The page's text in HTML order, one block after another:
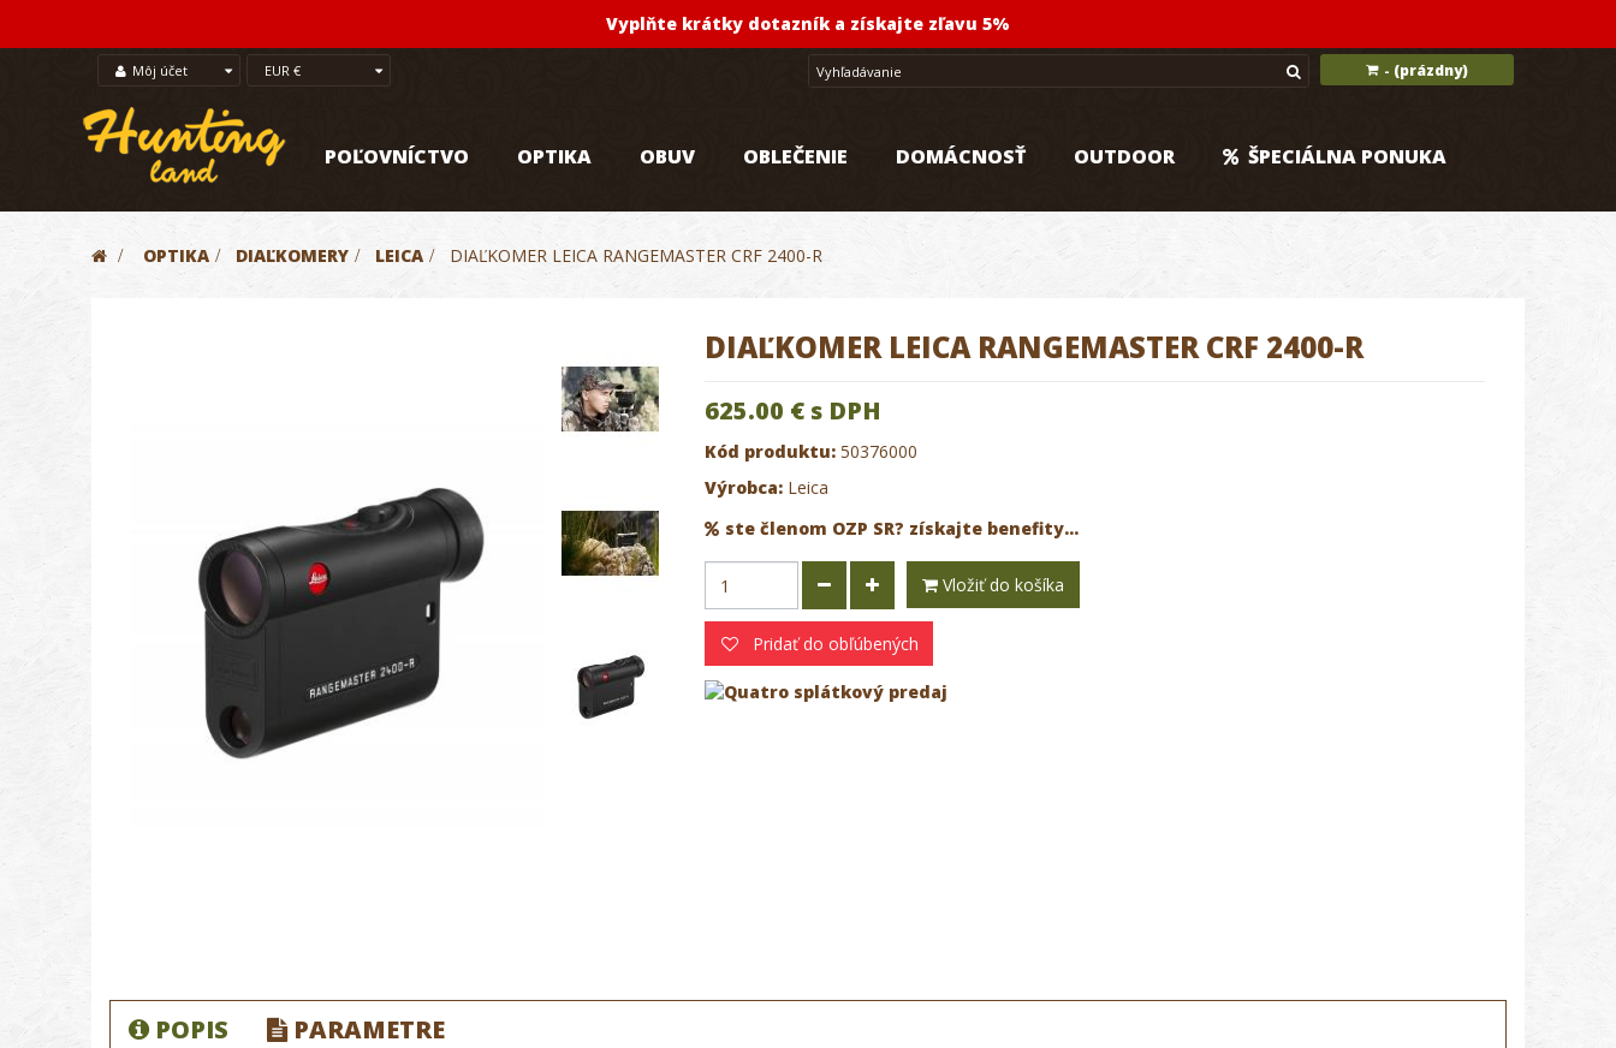
Vyplňte krátky dotazník a získajte zľavu 5%
- (prázdny)
Môj účet EUR €
POĽOVNÍCTVO OPTIKA OBUV OBLEČENIE DOMÁCNOSŤ OUTDOOR ŠPECIÁLNA PONUKA
> OPTIKA > DIAĽKOMERY > LEICA > DIAĽKOMER LEICA RANGEMASTER CRF 2400-R
DIAĽKOMER LEICA RANGEMASTER CRF 2400-R
625.00 €s DPH
Kód produktu: 50376000
Výrobca: Leica
ste členom OZP SR? získajte benefity...
Vložiť do košíka
Pridať do obľúbených
POPIS PARAMETRE